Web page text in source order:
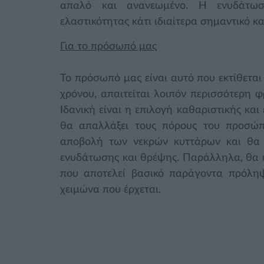
απαλό και ανανεωμένο. Η
ελαστικότητας κάτι ιδιαίτερα
Για το πρόσωπό μας
Το πρόσωπό μας είναι αυτό που
χρόνου, απαιτείται λοιπόν περισσότερη
Ιδανική είναι η επιλογή καθαριστικής
θα απαλλάξει τους πόρους του
αποβολή των νεκρών κυττάρων και θα
ενυδάτωσης και θρέψης. Παράλληλα, θα
που αποτελεί βασικό παράγοντα
χειμώνα που έρχεται.